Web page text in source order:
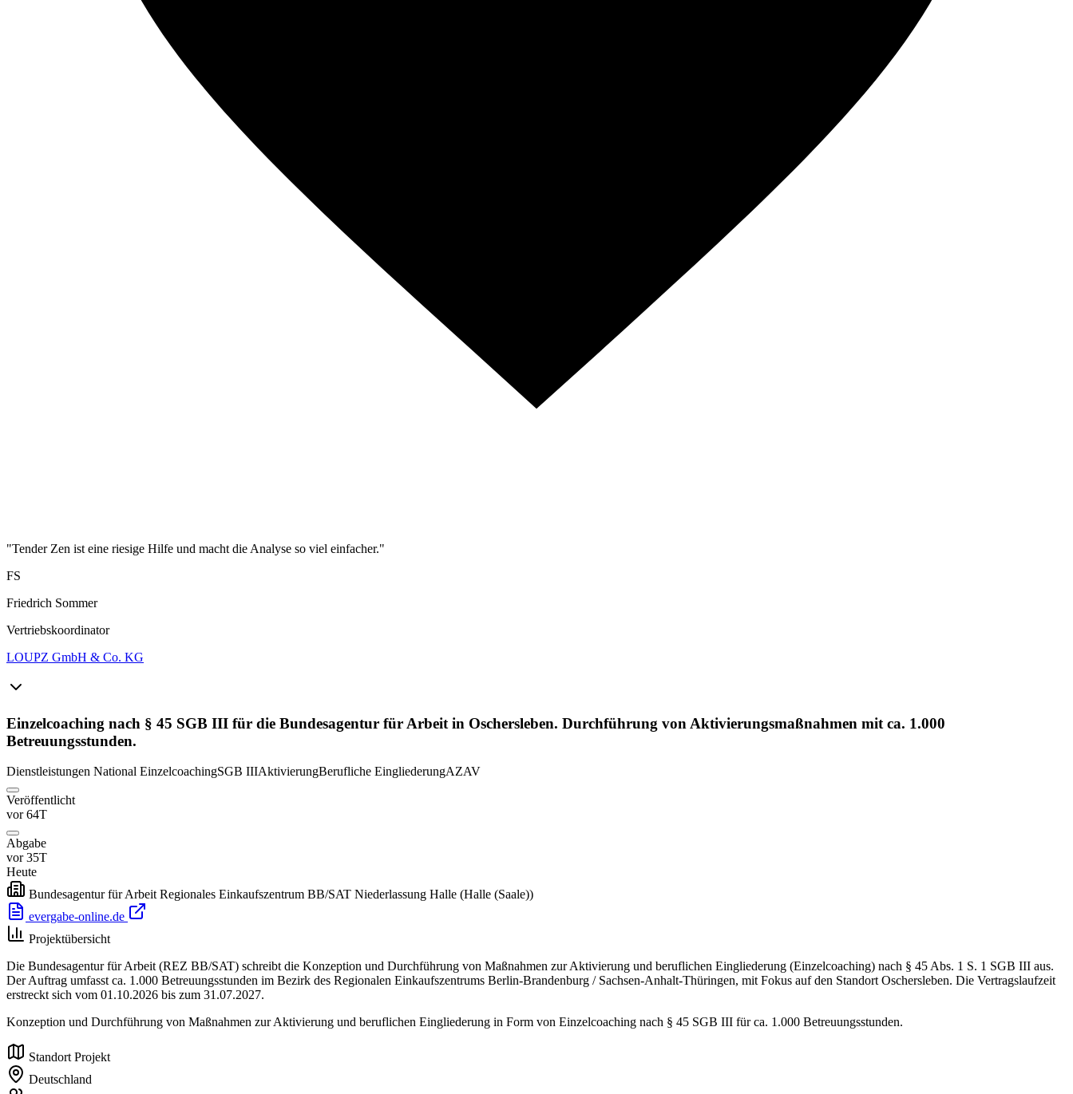
"Tender Zen ist eine riesige Hilfe und macht die Analyse so viel einfacher."
FS
Friedrich Sommer
Vertriebskoordinator
LOUPZ GmbH & Co. KG
Einzelcoaching nach § 45 SGB III für die Bundesagentur für Arbeit in Oschersleben. Durchführung von Aktivierungsmaßnahmen mit ca. 1.000
Betreuungsstunden.
Dienstleistungen National EinzelcoachingSGB IIIAktivierungBerufliche EingliederungAZAV
Veröffentlicht
vor 64T
Abgabe
vor 35T
Heute
Bundesagentur für Arbeit Regionales Einkaufszentrum BB/SAT Niederlassung Halle (Halle (Saale))
evergabe-online.de
Projektübersicht
Die Bundesagentur für Arbeit (REZ BB/SAT) schreibt die Konzeption und Durchführung von Maßnahmen zur Aktivierung und beruflichen Eingliederung (Einzelcoaching) nach § 45 Abs. 1 S. 1 SGB III aus.
Der Auftrag umfasst ca. 1.000 Betreuungsstunden im Bezirk des Regionalen Einkaufszentrums Berlin-Brandenburg / Sachsen-Anhalt-Thüringen, mit Fokus auf den Standort Oschersleben. Die Vertragslaufzeit
erstreckt sich vom 01.10.2026 bis zum 31.07.2027.
Konzeption und Durchführung von Maßnahmen zur Aktivierung und beruflichen Eingliederung in Form von Einzelcoaching nach § 45 SGB III für ca. 1.000 Betreuungsstunden.
Standort Projekt
Deutschland